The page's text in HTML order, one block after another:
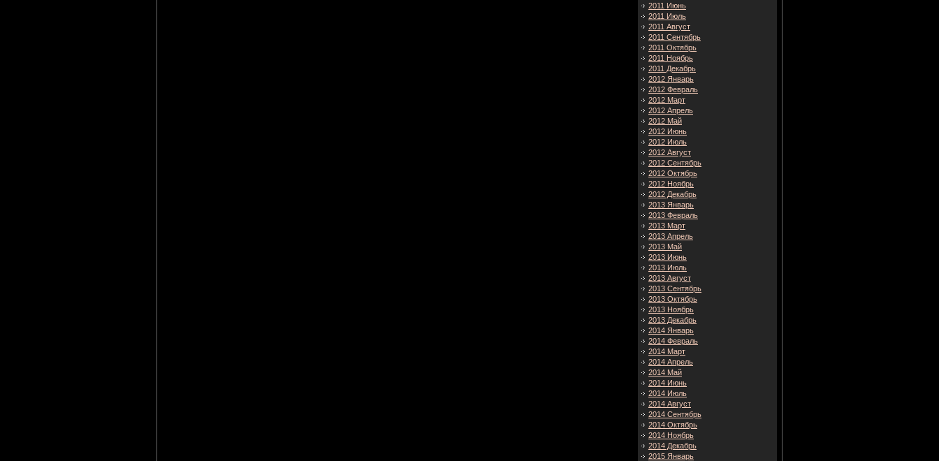
2011 Июнь
2011 Июль
2011 Август
2011 Сентябрь
2011 Октябрь
2011 Ноябрь
2011 Декабрь
2012 Январь
2012 Февраль
2012 Март
2012 Апрель
2012 Май
2012 Июнь
2012 Июль
2012 Август
2012 Сентябрь
2012 Октябрь
2012 Ноябрь
2012 Декабрь
2013 Январь
2013 Февраль
2013 Март
2013 Апрель
2013 Май
2013 Июнь
2013 Июль
2013 Август
2013 Сентябрь
2013 Октябрь
2013 Ноябрь
2013 Декабрь
2014 Январь
2014 Февраль
2014 Март
2014 Апрель
2014 Май
2014 Июнь
2014 Июль
2014 Август
2014 Сентябрь
2014 Октябрь
2014 Ноябрь
2014 Декабрь
2015 Январь